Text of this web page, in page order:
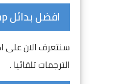
افضل بدائل Winamp لتشغيل الموسيقى و الفيديو
الترجمات تلقائيا .